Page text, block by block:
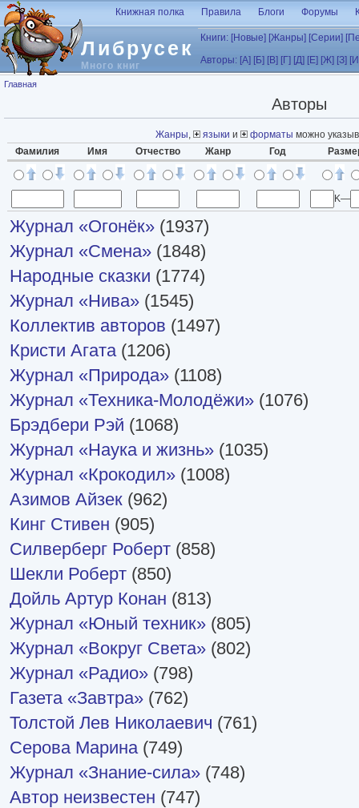
Перейти к основному содержанию
Либрусек
Много книг
Книжная полка Правила Блоги Форумы
Книги: [Новые] [Жанры] [Серии]
Авторы: [А] [Б] [В] [Г] [Д] [Е] [Ж] [З]
Вы здесь
Главная
Авторы
Жанры, языки и форматы можно
Фамилия
Имя Отчество Жанр Год
K—
Журнал «Огонёк» (1937)
Журнал «Смена» (1848)
Народные сказки (1774)
Журнал «Нива» (1545)
Коллектив авторов (1497)
Кристи Агата (1206)
Журнал «Природа» (1108)
Журнал «Техника-Молодёжи» (1076)
Брэдбери Рэй (1068)
Журнал «Наука и жизнь» (1035)
Журнал «Крокодил» (1008)
Азимов Айзек (962)
Кинг Стивен (905)
Силверберг Роберт (858)
Шекли Роберт (850)
Дойль Артур Конан (813)
Журнал «Юный техник» (805)
Журнал «Вокруг Света» (802)
Журнал «Радио» (798)
Газета «Завтра» (762)
Толстой Лев Николаевич (761)
Серова Марина (749)
Журнал «Знание-сила» (748)
Автор неизвестен (747)